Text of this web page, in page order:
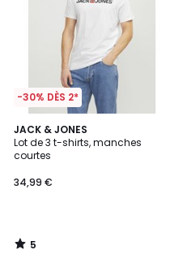
-30% DÈS 2*
JACK & JONES
Lot de 3 t-shirts, manches
courtes
34,99 €
5
/
5
5
/